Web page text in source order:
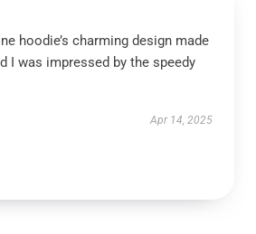
hoodie’s charming design made
I was impressed by the speedy
Apr 14, 2025